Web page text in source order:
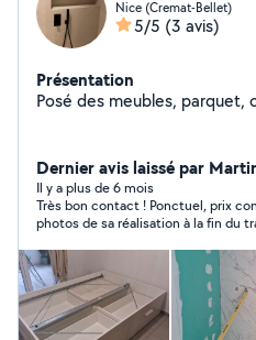
Nice (Cremat-Bellet)
5/5 (3 avis)
Présentation
Posé des meubles, parquet,
Dernier avis laissé par
Il y a plus de 6 mois
Très bon contact ! Ponctuel, prix
photos de sa réalisation à la fin du